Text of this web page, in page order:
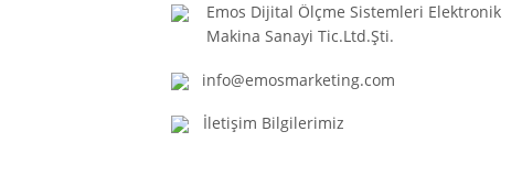
Emos Dijital Ölçme Sistemleri Elektronik
Makina Sanayi Tic.Ltd.Şti.
info@emosmarketing.com
İletişim Bilgilerimiz